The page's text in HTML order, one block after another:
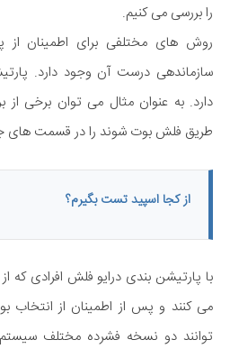
را بررسی می کنیم.
روش های مختلفی برای اطمینان
سازماندهی درست آن وجود دارد.
دارد. به عنوان مثال می توان برخی از
طریق فلش بوت شوند را در قسمت های
از کجا اسپید تست بگیرم؟
با پارتیشن بندی درایو فلش افرادی که
می کنند و پس از اطمینان از
توانند دو نسخه فشرده مختلف